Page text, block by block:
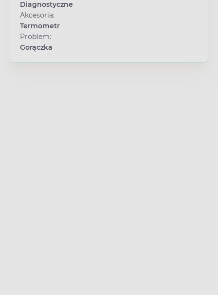
Diagnostyczne
Akcesoria:
Termometr
Problem:
Gorączka